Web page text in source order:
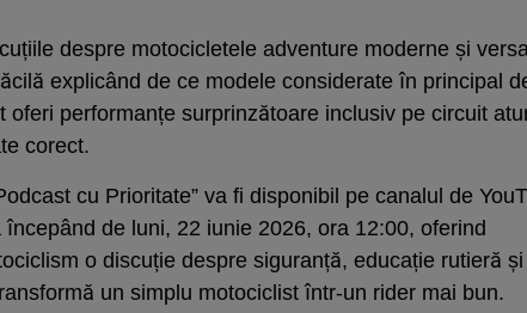
despre motocicletele adventure moderne și
explicând de ce modele considerate în principal
oferi performanțe surprinzătoare inclusiv pe circuit
corect.
cu Prioritate” va fi disponibil pe canalul de
de luni, 22 iunie 2026, ora 12:00, oferind
o discuție despre siguranță, educație rutieră și
un simplu motociclist într-un rider mai bun.